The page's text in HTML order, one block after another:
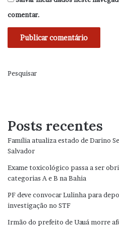
comentar.
Pesquisar
Posts recentes
Família atualiza estado de Darino
Salvador
Exame toxicológico passa a ser
categorias A e B na Bahia
PF deve convocar Lulinha para
investigação no STF
Irmão do prefeito de Uauá morre